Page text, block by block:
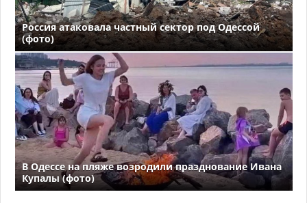
Россия атаковала частный сектор под Одессой
(фото)
В Одессе на пляже возродили празднование Ивана
Купалы (фото)